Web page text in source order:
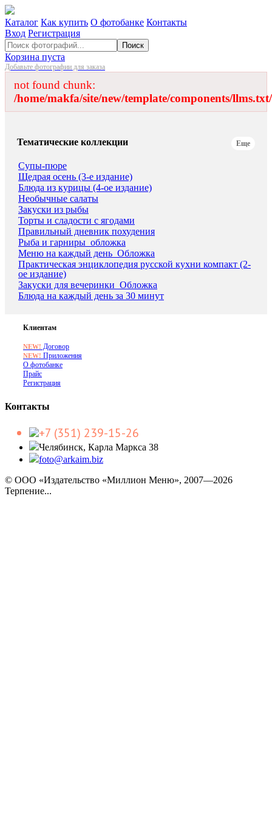
Каталог Как купить О фотобанке Контакты
Вход Регистрация
Поиск
Корзина пуста
Добавьте фотографии для заказа
not found chunk:
/home/makfa/site/new/template/components/
Тематические коллекции Еще
Супы-пюре
Щедрая осень (3-е издание)
Блюда из курицы (4-ое издание)
Необычные салаты
Закуски из рыбы
Торты и сладости с ягодами
Правильный дневник похудения
Рыба и гарниры_обложка
Меню на каждый день_Обложка
Практическая энциклопедия русской кухни компакт (2-
ое издание)
Закуски для вечеринки_Обложка
Блюда на каждый день за 30 минут
Клиентам
NEW! Договор
NEW! Приложения
О фотобанке
Прайс
Регистрация
Контакты
+7 (351) 239-15-26
Челябинск, Карла Маркса 38
foto@arkaim.biz
© ООО «Издательство «Миллион Меню», 2007—2026
Терпение...